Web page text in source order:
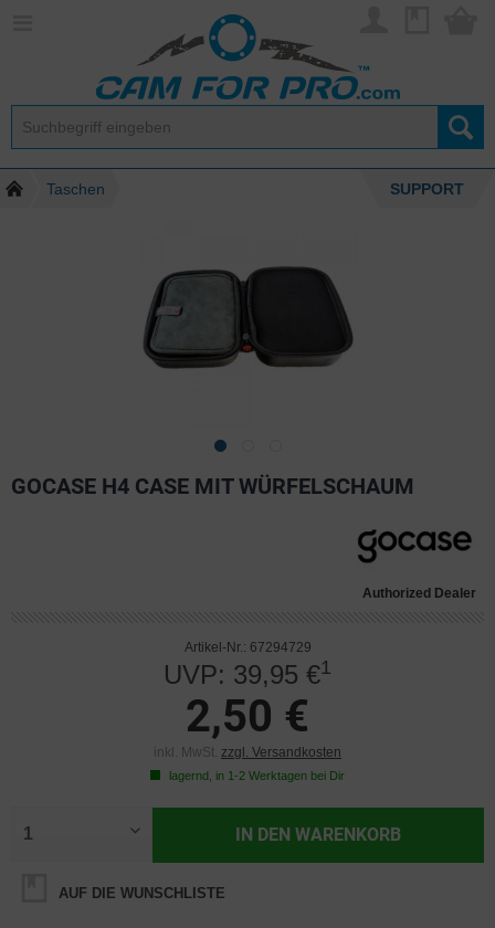
Taschen SUPPORT
GOCASE H4 CASE MIT WÜRFELSCHAUM
Authorized Dealer
Artikel-Nr.: 67294729
UVP: 39,95 €1
2,50 €
inkl. MwSt. zzgl. Versandkosten
lagernd, in 1-2 Werktagen bei Dir
IN DEN WARENKORB
AUF DIE WUNSCHLISTE